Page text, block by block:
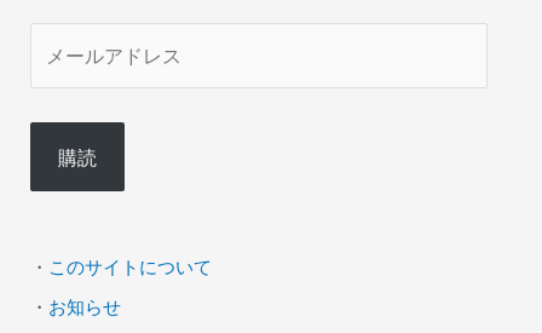
ル
ド
ス
購読
・ このサイトについて
・ お知らせ